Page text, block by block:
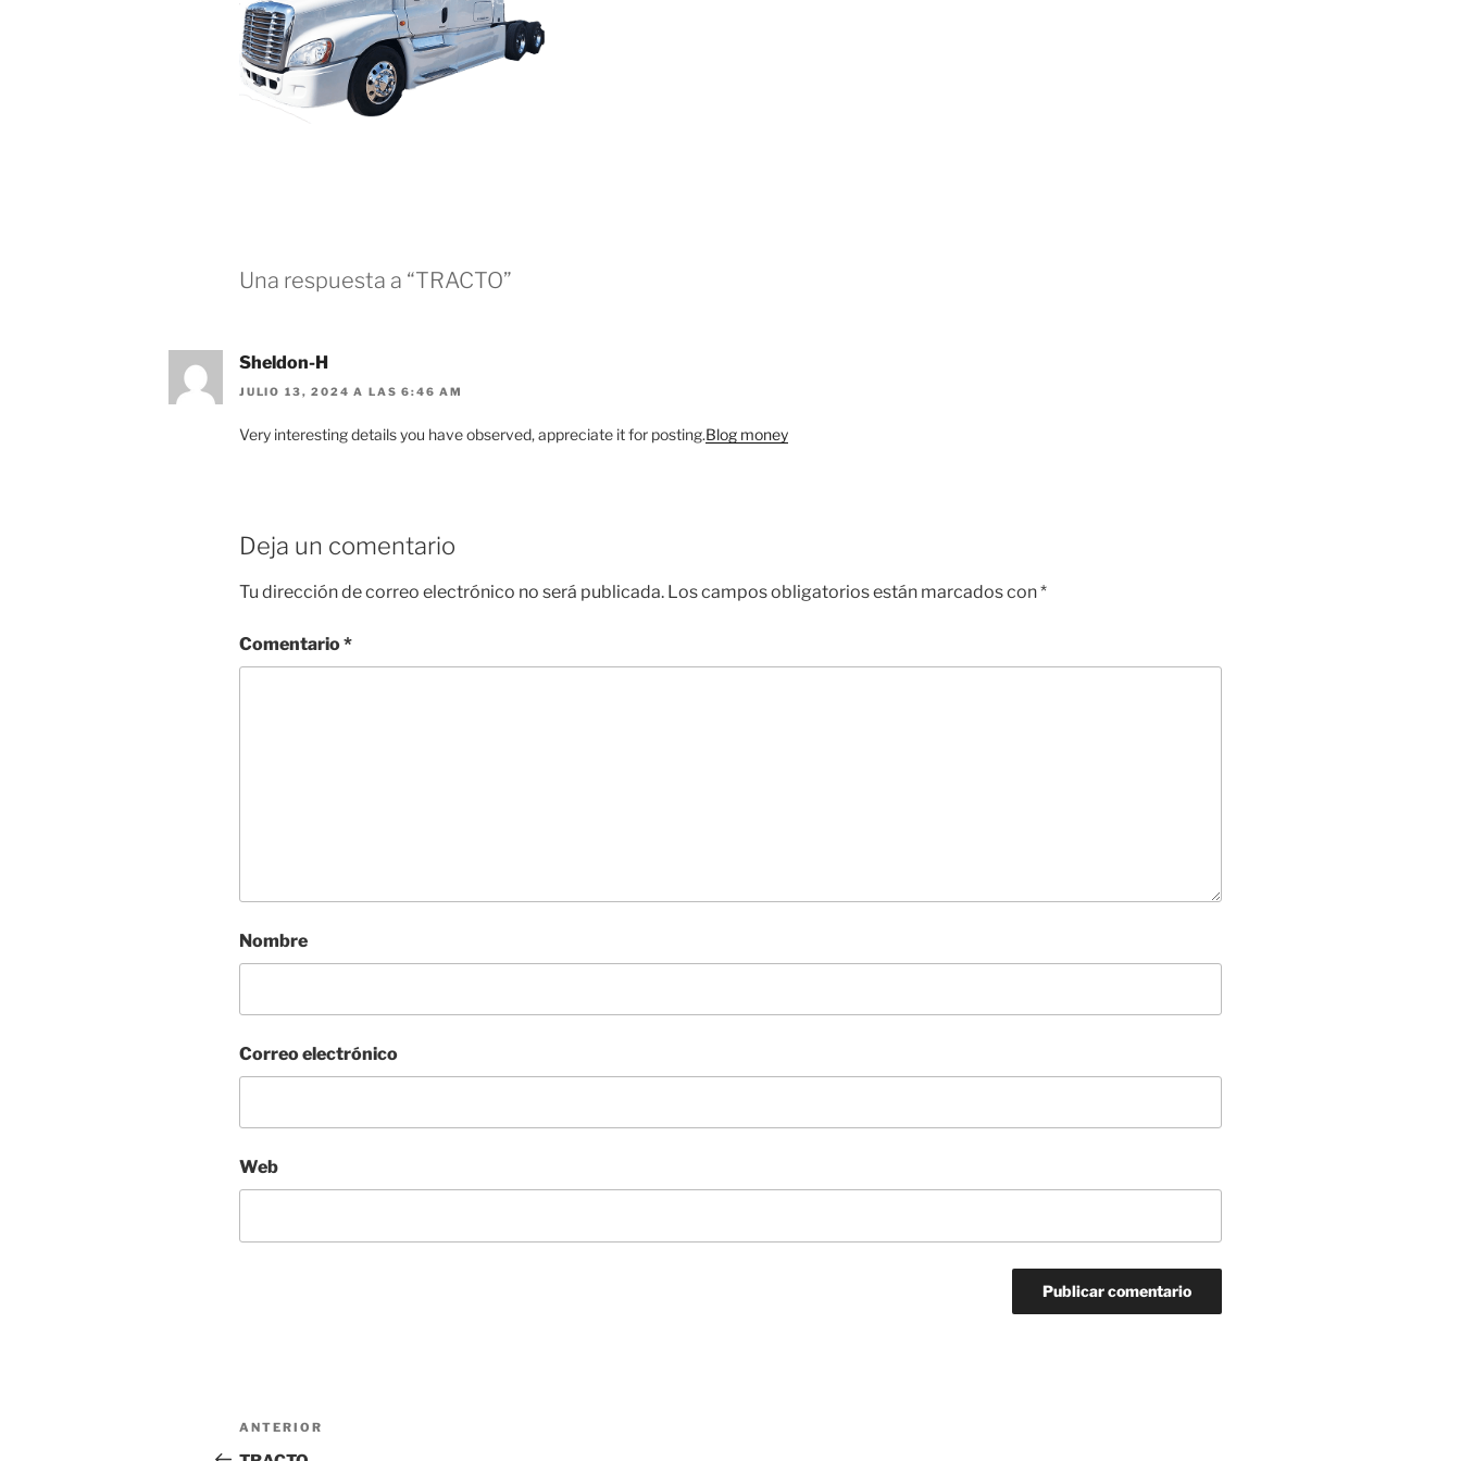
Una respuesta a “TRACTO”
Sheldon-H
JULIO 13, 2024 A LAS 6:46 AM
Very interesting details you have observed, appreciate it for posting.Blog money
Deja un comentario
Tu dirección de correo electrónico no será publicada. Los campos obligatorios están marcados con*
Comentario*
Nombre
Correo electrónico
Web
Navegación
Entrada
anterior:
ANTERIOR